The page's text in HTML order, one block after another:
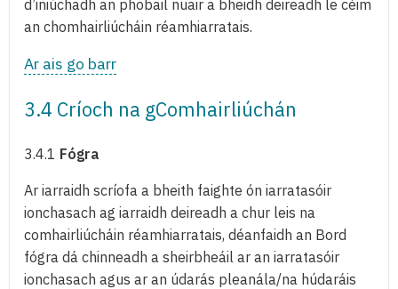
d’iniúchadh an phobail nuair a bheidh deireadh le céim
an chomhairliúcháin réamhiarratais.
Ar ais go barr
3.4 Críoch na gComhairliúchán
3.4.1 Fógra
Ar iarraidh scríofa a bheith faighte ón iarratasóir
ionchasach ag iarraidh deireadh a chur leis na
comhairliúcháin réamhiarratais, déanfaidh an Bord
fógra dá chinneadh a sheirbheáil ar an iarratasóir
ionchasach agus ar an údarás pleanála/na húdaráis